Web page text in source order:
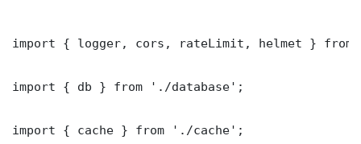
import { logger, cors, rateLimit, helmet } from
import { db } from './database';
import { cache } from './cache';